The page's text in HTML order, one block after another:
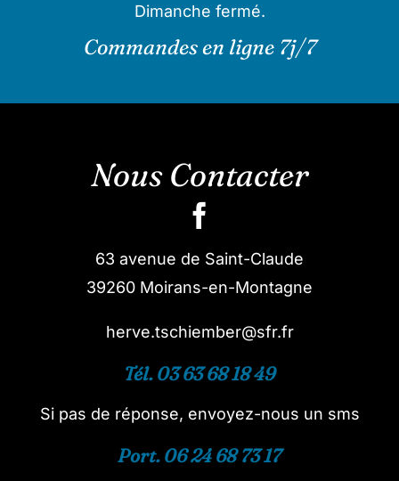
Dimanche fermé.
Commandes en ligne 7j/7
Nous Contacter
63 avenue de Saint-Claude
39260 Moirans-en-Montagne
herve.tschiember@sfr.fr
Tél. 03 63 68 18 49
Si pas de réponse, envoyez-nous un sms
Port. 06 24 68 73 17